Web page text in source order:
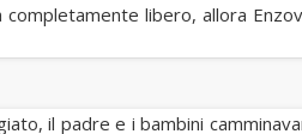
libero, allora
il padre e i bambini